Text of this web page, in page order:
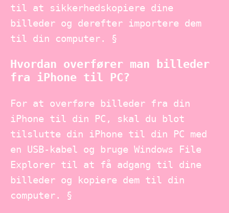
til at sikkerhedskopiere dine
billeder og derefter importere dem
til din computer. §
Hvordan overfører man billeder
fra iPhone til PC?
For at overføre billeder fra din
iPhone til din PC, skal du blot
tilslutte din iPhone til din PC med
en USB-kabel og bruge Windows File
Explorer til at få adgang til dine
billeder og kopiere dem til din
computer. §